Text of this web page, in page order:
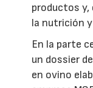
productos y,
la nutrición
En la parte
un dossier
en ovino